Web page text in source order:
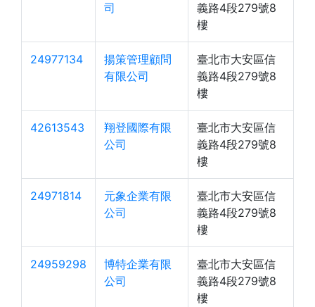
司
義路4段279號8
樓
24977134
揚策管理顧問
有限公司
臺北市大安區信
義路4段279號8
樓
42613543
翔登國際有限
公司
臺北市大安區信
義路4段279號8
樓
24971814
元象企業有限
公司
臺北市大安區信
義路4段279號8
樓
24959298
博特企業有限
公司
臺北市大安區信
義路4段279號8
樓